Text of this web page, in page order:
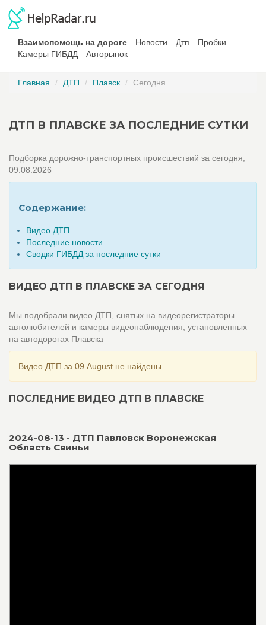
Взаимопомощь на дороге Новости Дтп
Пробки
Камеры ГИБДД
Авторынок
Главная ДТП Плавск Сегодня
ДТП В ПЛАВСКЕ ЗА ПОСЛЕДНИЕ СУТКИ
Подборка дорожно-транспортных происшествий за сегодня,
09.08.2026
Содержание:
Видео ДТП
Последние новости
Сводки ГИБДД за последние сутки
ВИДЕО ДТП В ПЛАВСКЕ ЗА СЕГОДНЯ
Мы подобрали видео ДТП, снятых на видеорегистраторы
автолюбителей и камеры видеонаблюдения, установленных
на автодорогах Плавска
Видео ДТП за 09 August не найдены
ПОСЛЕДНИЕ ВИДЕО ДТП В ПЛАВСКЕ
2024-08-13 - ДТП Павловск Воронежская
Область Свиньи